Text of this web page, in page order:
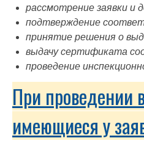
рассмотрение заявки и
подтверждение
принятие решения о
выдачу сертификата
проведение
При проведении
имеющиеся у